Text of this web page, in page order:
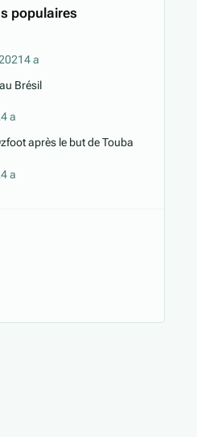
populaires
4 a
Brésil
4 a
4 a